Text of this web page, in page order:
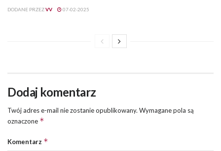
DODANE PRZEZVV 07-02-2025
Dodaj komentarz
Twój adres e-mail nie zostanie opublikowany. Wymagane pola są
oznaczone *
Komentarz *